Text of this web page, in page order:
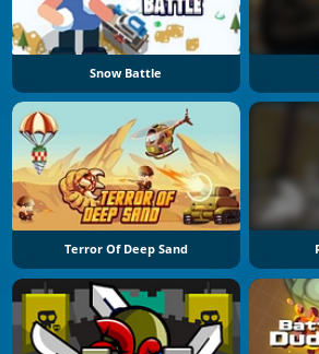
Snow Battle
Terror Of Deep Sand